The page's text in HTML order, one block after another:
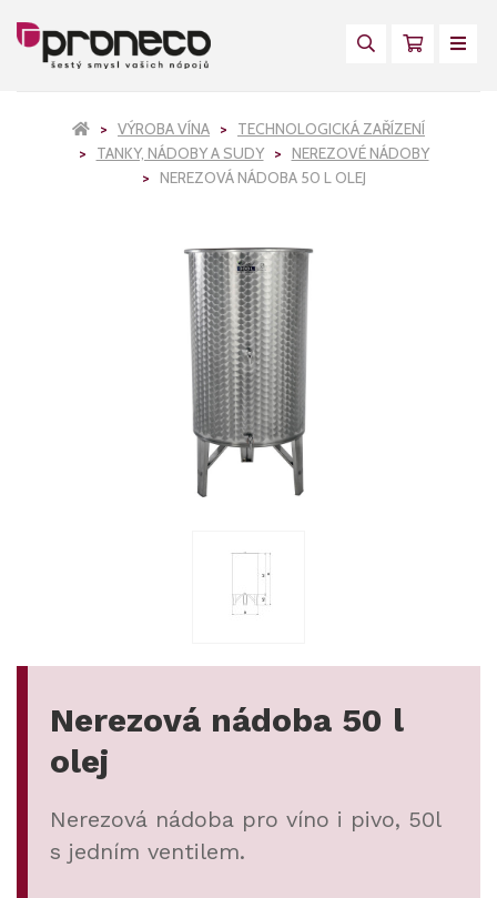
VÝROBA VÍNA
TECHNOLOGICKÁ ZAŘÍZENÍ
TANKY, NÁDOBY A SUDY
NEREZOVÉ NÁDOBY
NEREZOVÁ NÁDOBA 50 L OLEJ
Nerezová nádoba 50 l
olej
Nerezová nádoba pro víno i pivo, 50l
s jedním ventilem.